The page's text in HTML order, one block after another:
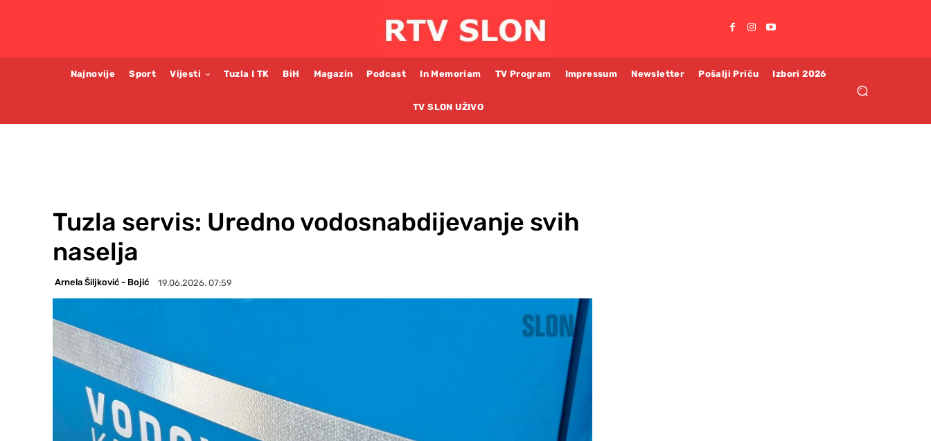
Najnovije Sport Vijesti Tuzla I TK BiH Magazin Podcast In Memoriam TV Program Impressum Newsletter Pošalji Priču Izbori 2026
TV SLON UŽIVO
Tuzla servis: Uredno vodosnabdijevanje svih
naselja
Arnela Šiljković - Bojić 19.06.2026. 07:59